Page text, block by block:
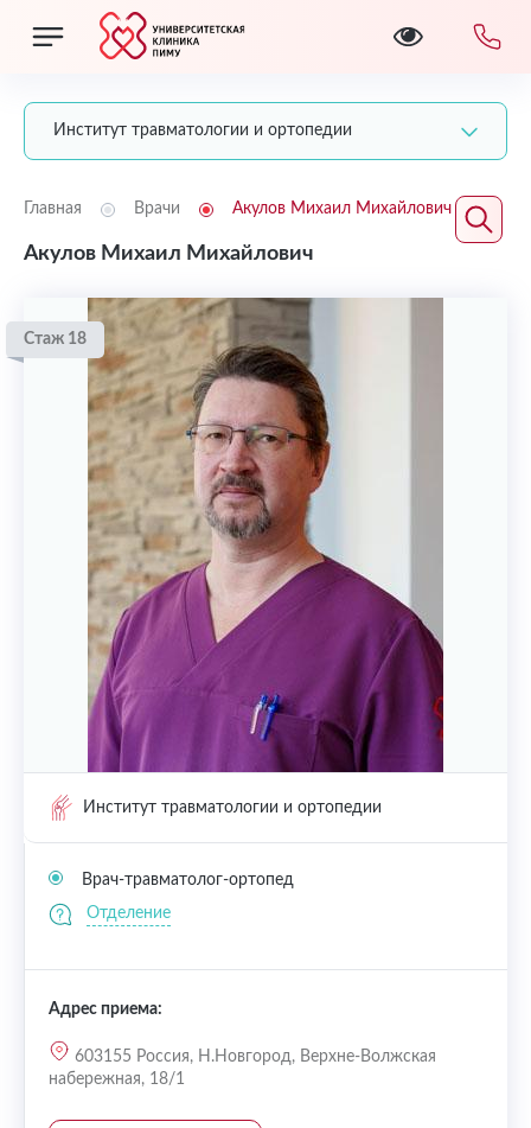
Институт травматологии и ортопедии
Главная Врачи Акулов Михаил Михайлович
Акулов Михаил Михайлович
Стаж 18
Институт травматологии и ортопедии
Врач-травматолог-ортопед
Отделение
Адрес приема:
603155 Россия, Н.Новгород, Верхне-Волжская
набережная, 18/1